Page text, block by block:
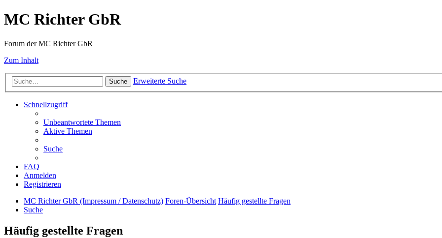
MC Richter GbR
Forum der MC Richter GbR
Zum Inhalt
Suche Erweiterte Suche
Schnellzugriff
Unbeantwortete Themen
Aktive Themen
Suche
FAQ
Anmelden
Registrieren
MC Richter GbR (Impressum / Datenschutz) Foren-Übersicht Häufig gestellte Fragen
Suche
Häufig gestellte Fragen